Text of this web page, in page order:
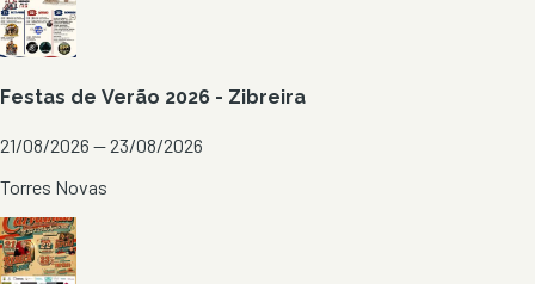
Festas de Verão 2026 - Zibreira
21/08/2026 — 23/08/2026
Torres Novas